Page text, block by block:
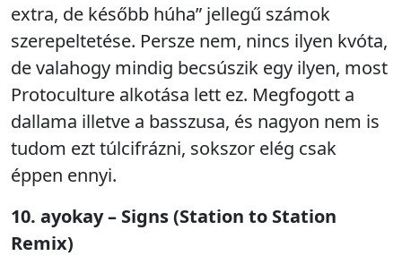
extra, de később húha” jellegű számok
szerepeltetése. Persze nem, nincs ilyen kvóta,
de valahogy mindig becsúszik egy ilyen, most
Protoculture alkotása lett ez. Megfogott a
dallama illetve a basszusa, és nagyon nem is
tudom ezt túlcifrázni, sokszor elég csak
éppen ennyi.
10. ayokay – Signs (Station to Station
Remix)